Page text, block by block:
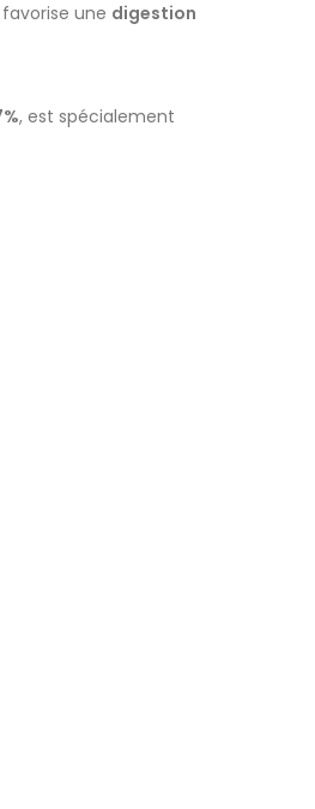
une digestion
, est spécialement